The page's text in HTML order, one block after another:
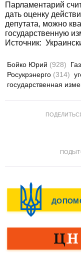
Парламентарий
дать оценку
депутата, можно
государственную
Источник:
Бойко Юрий (928) Газ
Росукрэнерго (314)
государственная